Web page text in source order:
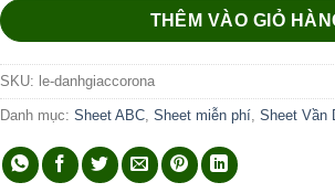
THÊM VÀO GIỎ
SKU: le-danhgiaccorona
Danh mục: Sheet ABC, Sheet miễn phí, Sheet Vần